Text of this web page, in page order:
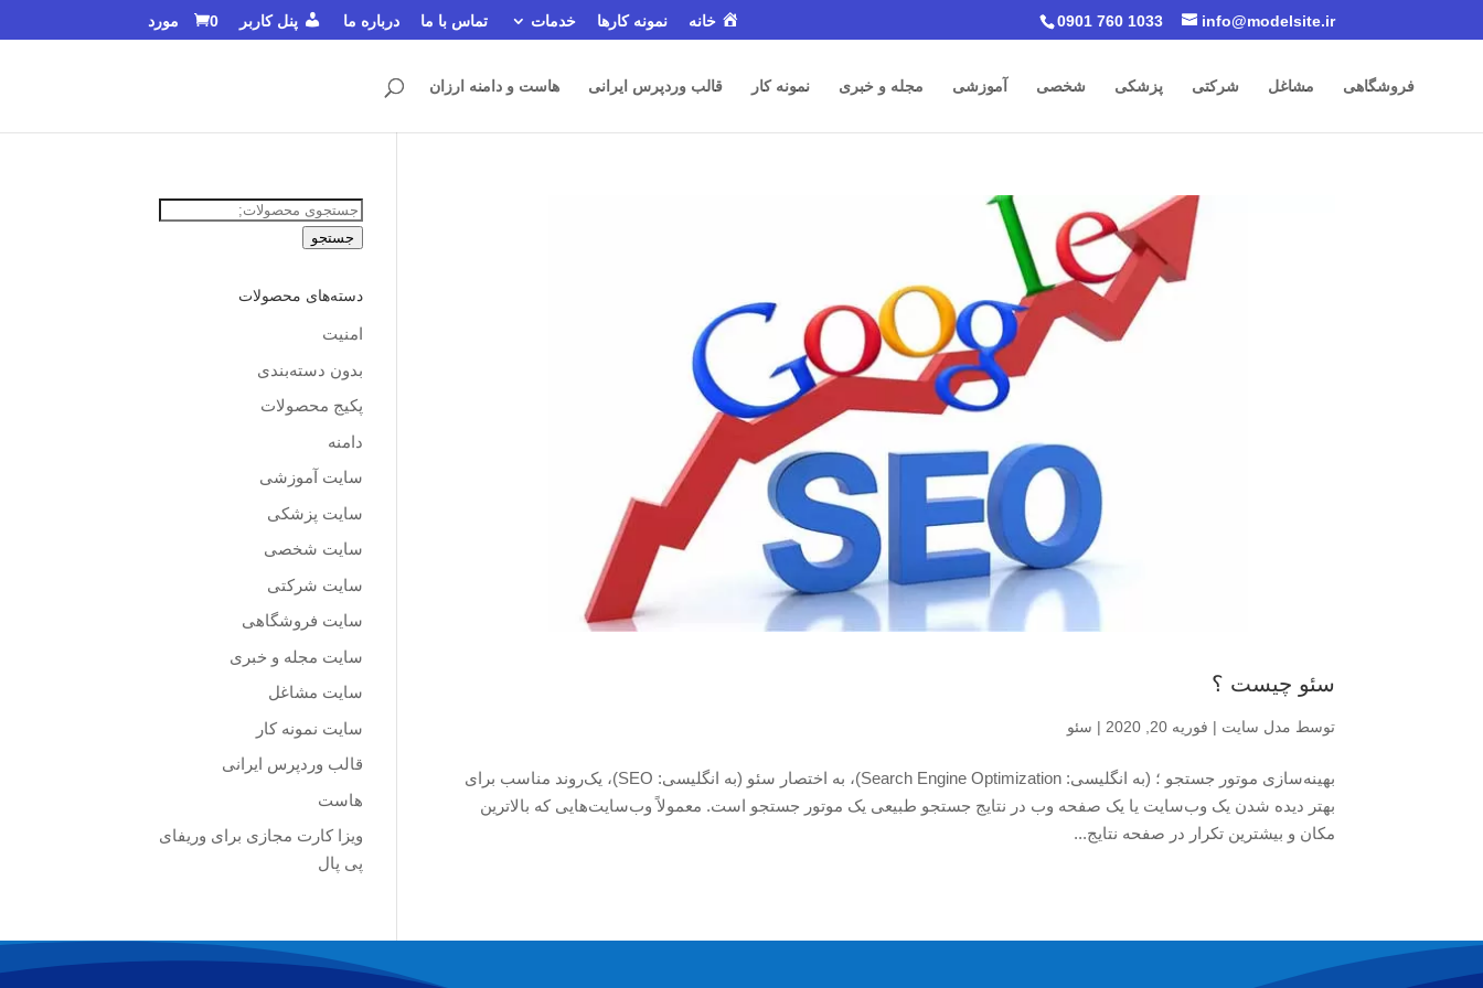
0901 760 1033 info@modelsite.ir خانه نمونه کارها خدمات تماس با ما درباره ما پنل کاربر 0 مورد
فروشگاهی مشاغل شرکتی پزشکی شخصی آموزشی مجله و خبری نمونه کار قالب وردپرس ایرانی هاست و دامنه ارزان
سئو چیست ؟
توسط مدل سایت | فوریه 20, 2020 | سئو
بهینه‌سازی موتور جستجو ؛ (به انگلیسی: Search Engine Optimization)، به‌ اختصار سئو (به انگلیسی: SEO)، یک‌روند مناسب برای
بهتر دیده شدن یک وب‌سایت یا یک صفحه وب در نتایج جستجو طبیعی یک موتور جستجو است. معمولاً وب‌سایت‌هایی که بالاترین
مکان و بیشترین تکرار در صفحه نتایج...
جستجو
برای:
جستجو
دسته‌های محصولات
امنیت
بدون دسته‌بندی
پکیج محصولات
دامنه
سایت آموزشی
سایت پزشکی
سایت شخصی
سایت شرکتی
سایت فروشگاهی
سایت مجله و خبری
سایت مشاغل
سایت نمونه کار
قالب وردپرس ایرانی
هاست
ویزا کارت مجازی برای وریفای
پی پال